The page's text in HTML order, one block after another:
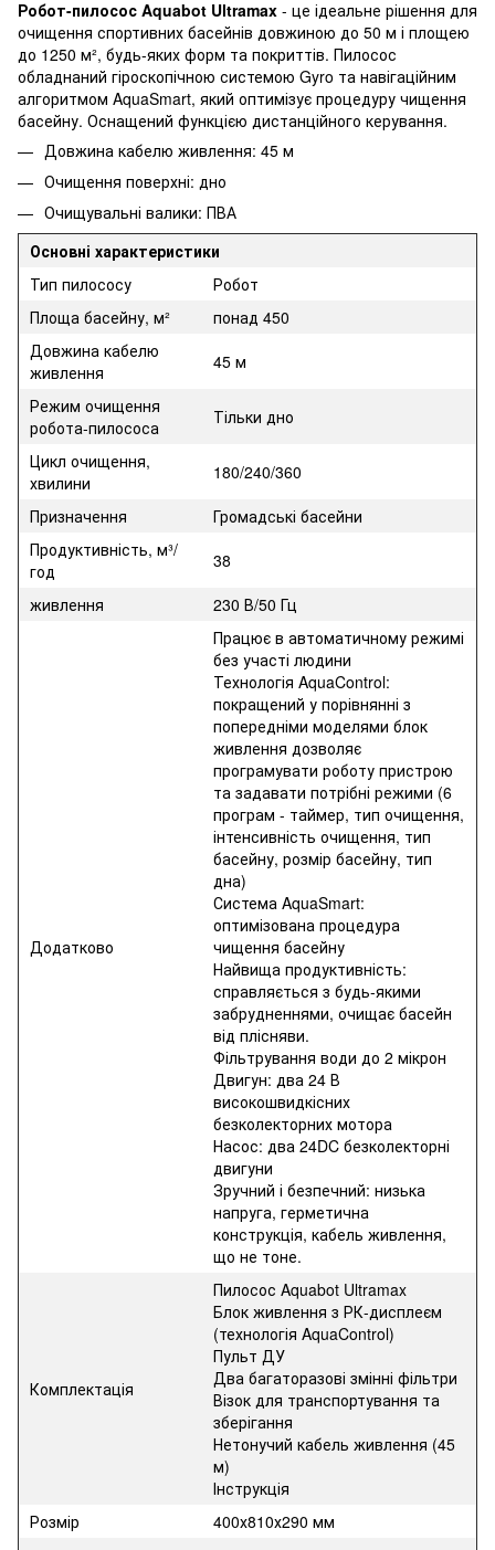
Робот-пилосос Aquabot Ultramax - це ідеальне рішення для
очищення спортивних басейнів довжиною до 50 м і площею
до 1250 м², будь-яких форм та покриттів. Пилосос
обладнаний гіроскопічною системою Gyro та навігаційним
алгоритмом AquaSmart, який оптимізує процедуру чищення
басейну. Оснащений функцією дистанційного керування.
Довжина кабелю живлення: 45 м
Очищення поверхні: дно
Очищувальні валики: ПВА
Основні характеристики
Тип пилососу
Робот
Площа басейну, м²
понад 450
Довжина кабелю
живлення
45 м
Режим очищення
робота-пилососа
Тільки дно
Цикл очищення,
хвилини
180/240/360
Призначення
Громадські басейни
Продуктивність, м³/
год
38
живлення
230 В/50 Гц
Додатково
Працює в автоматичному режимі
без участі людини
Технологія AquaControl:
покращений у порівнянні з
попередніми моделями блок
живлення дозволяє
програмувати роботу пристрою
та задавати потрібні режими (6
програм - таймер, тип очищення,
інтенсивність очищення, тип
басейну, розмір басейну, тип
дна)
Система AquaSmart:
оптимізована процедура
чищення басейну
Найвища продуктивність:
справляється з будь-якими
забрудненнями, очищає басейн
від плісняви.
Фільтрування води до 2 мікрон
Двигун: два 24 В
високошвидкісних
безколекторних мотора
Насос: два 24DC безколекторні
двигуни
Зручний і безпечний: низька
напруга, герметична
конструкція, кабель живлення,
що не тоне.
Комплектація
Пилосос Aquabot Ultramax
Блок живлення з РК-дисплеєм
(технологія AquaControl)
Пульт ДУ
Два багаторазові змінні фільтри
Візок для транспортування та
зберігання
Нетонучий кабель живлення (45
м)
Інструкція
Розмір
400х810х290 мм